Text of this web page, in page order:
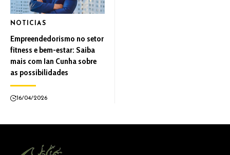
NOTICIAS
Empreendedorismo no setor
fitness e bem-estar: Saiba
mais com Ian Cunha sobre
as possibilidades
16/04/2026